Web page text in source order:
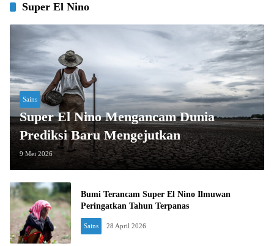
Super El Nino
Sains
Super El Nino Mengancam Dunia
Prediksi Baru Mengejutkan
9 Mei 2026
Bumi Terancam Super El Nino Ilmuwan
Peringatkan Tahun Terpanas
Sains 28 April 2026